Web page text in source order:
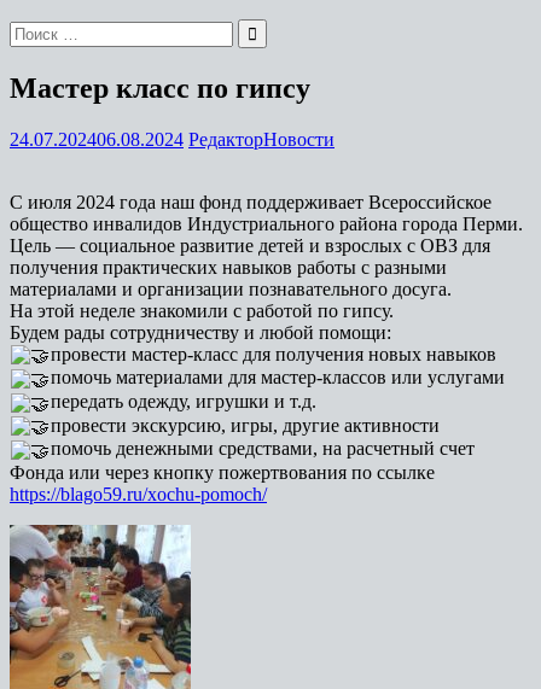
Мастер класс по гипсу
24.07.202406.08.2024 РедакторНовости
С июля 2024 года наш фонд поддерживает Всероссийское
общество инвалидов Индустриального района города Перми.
Цель — социальное развитие детей и взрослых с ОВЗ для
получения практических навыков работы с разными
материалами и организации познавательного досуга.
На этой неделе знакомили с работой по гипсу.
Будем рады сотрудничеству и любой помощи:
провести мастер-класс для получения новых навыков
помочь материалами для мастер-классов или услугами
передать одежду, игрушки и т.д.
провести экскурсию, игры, другие активности
помочь денежными средствами, на расчетный счет
Фонда или через кнопку пожертвования по ссылке
https://blago59.ru/xochu-pomoch/